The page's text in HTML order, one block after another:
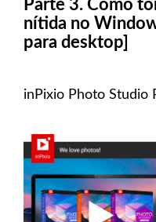
Parte 3. Como
nítida no
para desktop]
inPixio Photo Studio